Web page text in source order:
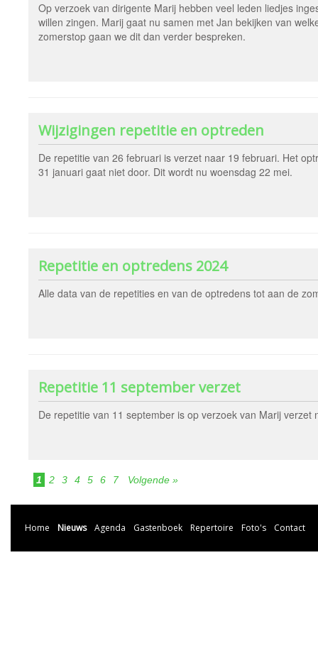
Op verzoek van dirigente Marij hebben veel leden liedjes
willen zingen. Marij gaat nu samen met Jan bekijken van
zomerstop gaan we dit dan verder bespreken.
Wijzigingen repetitie en optreden
De repetitie van 26 februari is verzet naar 19 februari. Het
31 januari gaat niet door. Dit wordt nu woensdag 22 mei.
Repetitie en optredens 2024
Alle data van de repetities en van de optredens tot aan de
Repetitie 11 september verzet
De repetitie van 11 september is op verzoek van Marij verzet
1 2 3 4 5 6 7 Volgende »
Home Nieuws Agenda Gastenboek Repertoire Foto's Contact